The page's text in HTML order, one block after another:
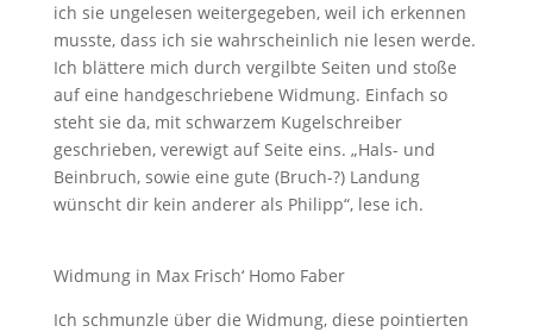
ich sie ungelesen weitergegeben, weil ich erkennen
musste, dass ich sie wahrscheinlich nie lesen werde.
Ich blättere mich durch vergilbte Seiten und stoße
auf eine handgeschriebene Widmung. Einfach so
steht sie da, mit schwarzem Kugelschreiber
geschrieben, verewigt auf Seite eins. „Hals- und
Beinbruch, sowie eine gute (Bruch-?) Landung
wünscht dir kein anderer als Philipp“, lese ich.
Widmung in Max Frisch‘ Homo Faber
Ich schmunzle über die Widmung, diese pointierten